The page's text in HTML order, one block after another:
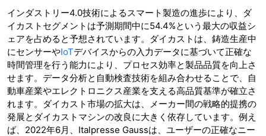
インダストリー4.0技術によるスマート製造の進歩により、ダ
イカストセグメントは予測期間中に54.4%という最大の収益シ
ェアを占めると予想されています。ダイカストは、鋳造生産中
にセンサーやIoTデバイスからの入力データに基づいて正確な
時間管理を行う能力により、プロセス効率と製品品質を向上さ
せます。データ分析と自動検査技術を組み合わせることで、自
動車産業やエレクトロニクス産業を支える高品質基準が確立さ
れます。ダイカスト市場の拡大は、メーカー間の戦略的提携の
発展とダイカストマシンの改良に大きく依存しています。例え
ば、2022年6月、Italpresse Gaussは、ユーザーの正確なニー